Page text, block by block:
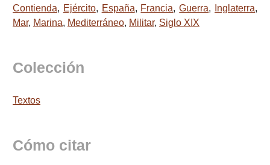
Contienda, Ejército, España, Francia,Guerra, Inglaterra,
Mar, Marina, Mediterráneo, Militar, Siglo XIX
Colección
Textos
Cómo citar